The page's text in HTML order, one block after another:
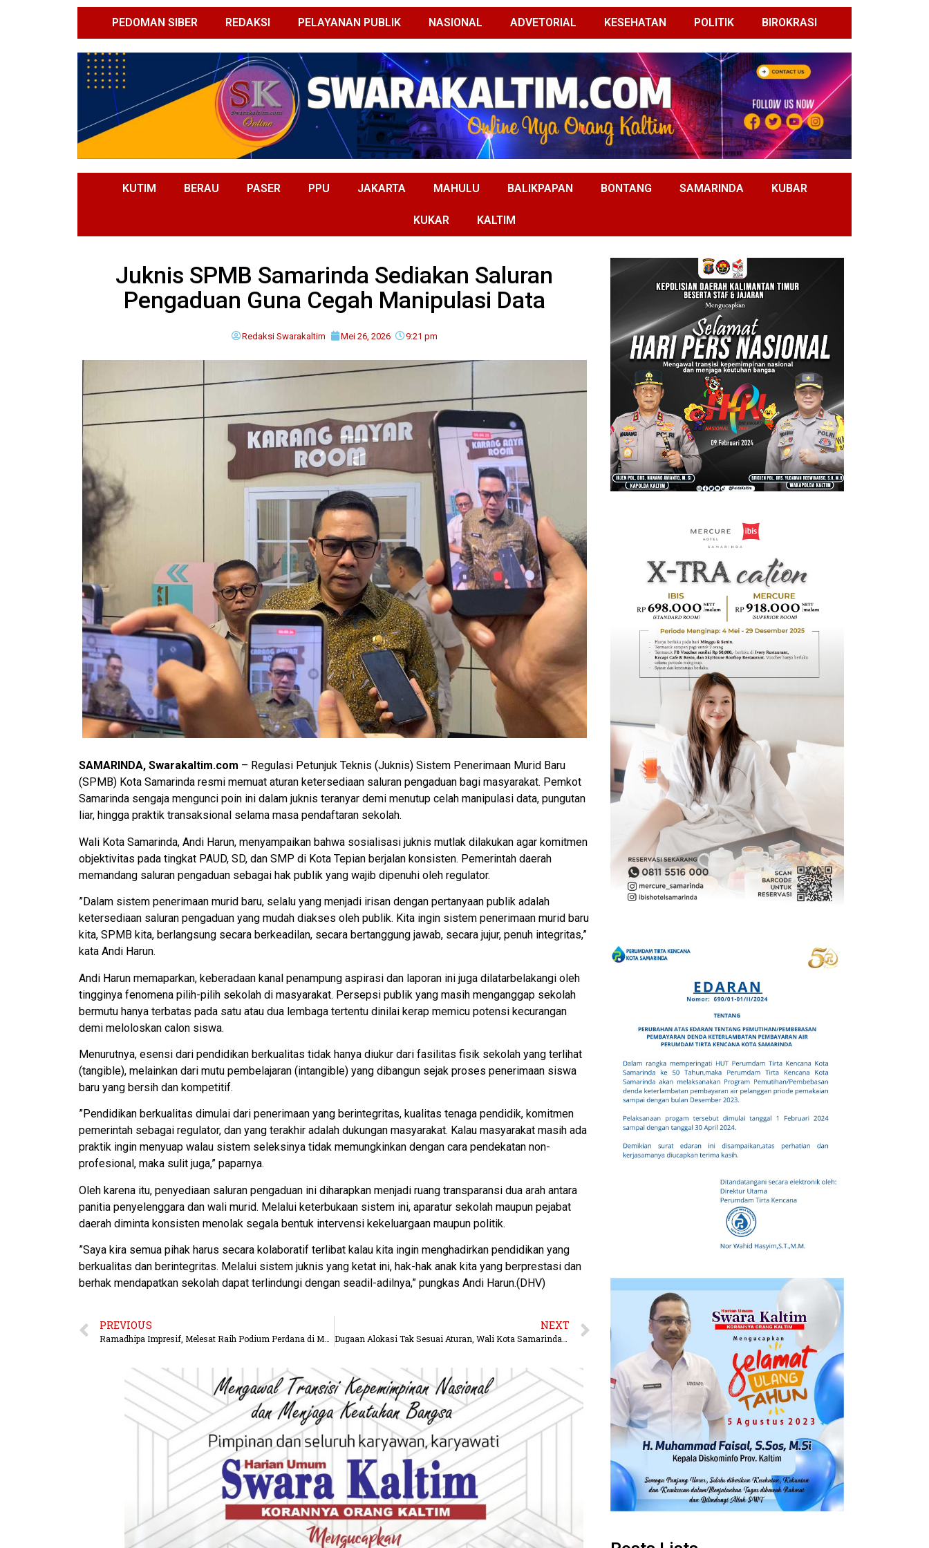
PEDOMAN SIBER REDAKSI PELAYANAN PUBLIK NASIONAL ADVETORIAL KESEHATAN POLITIK BIROKRASI
KUTIM BERAU PASER PPU JAKARTA MAHULU BALIKPAPAN BONTANG SAMARINDA KUBAR
KUKAR KALTIM
Juknis SPMB Samarinda Sediakan Saluran
Pengaduan Guna Cegah Manipulasi Data
Redaksi Swarakaltim Mei 26, 2026 9:21 pm
SAMARINDA, Swarakaltim.com – Regulasi Petunjuk Teknis (Juknis) Sistem Penerimaan Murid Baru
(SPMB) Kota Samarinda resmi memuat aturan ketersediaan saluran pengaduan bagi masyarakat. Pemkot
Samarinda sengaja mengunci poin ini dalam juknis teranyar demi menutup celah manipulasi data, pungutan
liar, hingga praktik transaksional selama masa pendaftaran sekolah.
​Wali Kota Samarinda, Andi Harun, menyampaikan bahwa sosialisasi juknis mutlak dilakukan agar komitmen
objektivitas pada tingkat PAUD, SD, dan SMP di Kota Tepian berjalan konsisten. Pemerintah daerah
memandang saluran pengaduan sebagai hak publik yang wajib dipenuhi oleh regulator.
​”Dalam sistem penerimaan murid baru, selalu yang menjadi irisan dengan pertanyaan publik adalah
ketersediaan saluran pengaduan yang mudah diakses oleh publik. Kita ingin sistem penerimaan murid baru
kita, SPMB kita, berlangsung secara berkeadilan, secara bertanggung jawab, secara jujur, penuh integritas,”
kata Andi Harun.
Andi Harun memaparkan, keberadaan kanal penampung aspirasi dan laporan ini juga dilatarbelakangi oleh
tingginya fenomena pilih-pilih sekolah di masyarakat. Persepsi publik yang masih menganggap sekolah
bermutu hanya terbatas pada satu atau dua lembaga tertentu dinilai kerap memicu potensi kecurangan
demi meloloskan calon siswa.
​Menurutnya, esensi dari pendidikan berkualitas tidak hanya diukur dari fasilitas fisik sekolah yang terlihat
(tangible), melainkan dari mutu pembelajaran (intangible) yang dibangun sejak proses penerimaan siswa
baru yang bersih dan kompetitif.
​”Pendidikan berkualitas dimulai dari penerimaan yang berintegritas, kualitas tenaga pendidik, komitmen
pemerintah sebagai regulator, dan yang terakhir adalah dukungan masyarakat. Kalau masyarakat masih ada
praktik ingin menyuap walau sistem seleksinya tidak memungkinkan dengan cara pendekatan non-
profesional, maka sulit juga,” paparnya.
​Oleh karena itu, penyediaan saluran pengaduan ini diharapkan menjadi ruang transparansi dua arah antara
panitia penyelenggara dan wali murid. Melalui keterbukaan sistem ini, aparatur sekolah maupun pejabat
daerah diminta konsisten menolak segala bentuk intervensi kekeluargaan maupun politik.
​”Saya kira semua pihak harus secara kolaboratif terlibat kalau kita ingin menghadirkan pendidikan yang
berkualitas dan berintegritas. Melalui sistem juknis yang ketat ini, hak-hak anak kita yang berprestasi dan
berhak mendapatkan sekolah dapat terlindungi dengan seadil-adilnya,” pungkas Andi Harun.(DHV)
PREVIOUS NEXT